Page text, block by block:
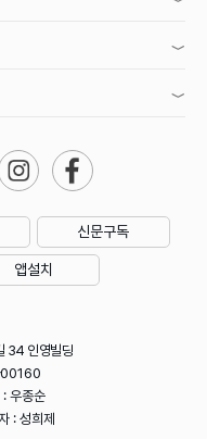
신문구독
앱설치
34 인영빌딩
00160
우종순
: 성희제